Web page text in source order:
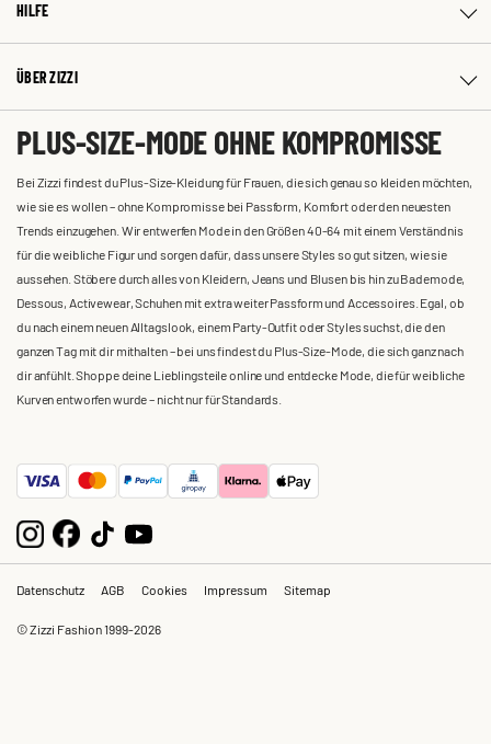
HILFE
ÜBER ZIZZI
PLUS-SIZE-MODE OHNE KOMPROMISSE
Bei Zizzi findest du Plus-Size-Kleidung für Frauen, die sich genau so kleiden möchten,
wie sie es wollen – ohne Kompromisse bei Passform, Komfort oder den neuesten
Trends einzugehen. Wir entwerfen Mode in den Größen 40-64 mit einem Verständnis
für die weibliche Figur und sorgen dafür, dass unsere Styles so gut sitzen, wie sie
aussehen. Stöbere durch alles von Kleidern, Jeans und Blusen bis hin zu Bademode,
Dessous, Activewear, Schuhen mit extra weiter Passform und Accessoires. Egal, ob
du nach einem neuen Alltagslook, einem Party-Outfit oder Styles suchst, die den
ganzen Tag mit dir mithalten – bei uns findest du Plus-Size-Mode, die sich ganz nach
dir anfühlt. Shoppe deine Lieblingsteile online und entdecke Mode, die für weibliche
Kurven entworfen wurde – nicht nur für Standards.
Datenschutz AGB Cookies Impressum Sitemap
© Zizzi Fashion 1999-2026